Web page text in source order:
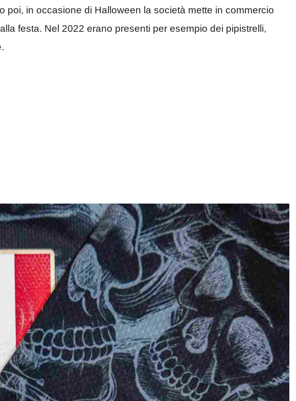
poi, in occasione di Halloween la società mette in commercio
festa. Nel 2022 erano presenti per esempio dei pipistrelli,